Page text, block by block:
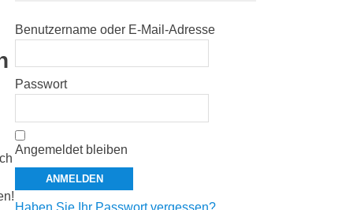
Benutzername oder E-Mail-Adresse
Passwort
Angemeldet bleiben